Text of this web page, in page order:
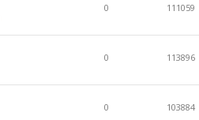
0 111059
0 113896
0 103884